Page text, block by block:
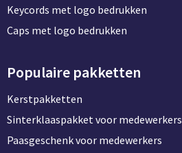
Keycords met logo bedrukken
Caps met logo bedrukken
Populaire pakketten
Kerstpakketten
Sinterklaaspakket voor medewerkers
Paasgeschenk voor medewerkers